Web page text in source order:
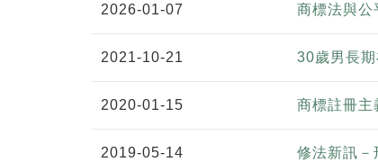
2026-01-07 商標法與公
2021-10-21 30歲男長
2020-01-15 商標註冊主
2019-05-14 修法新訊－